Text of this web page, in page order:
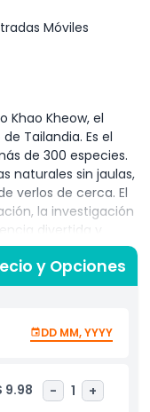
Móviles
Khao Kheow, el
Tailandia. Es el
de 300 especies.
naturales sin jaulas,
verlos de cerca. El
la investigación
divertida y
como cebras,
por la colorida
de recorrer el
caminan
y Opciones
DD MM, YYYY
9.98 - 1 +